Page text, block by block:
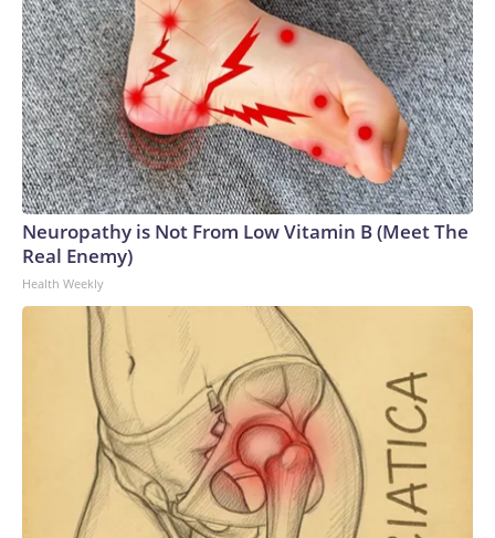
Neuropathy is Not From Low Vitamin B (Meet The
Real Enemy)
Health Weekly